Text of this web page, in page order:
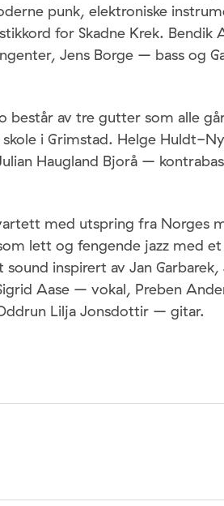
punk, elektroniske
for Skadne Krek.
Jens Borge – bass og
består av tre gutter som alle
i Grimstad. Helge Huldt-
Haugland Bjorå –
med utspring fra Norges
lett og fengende jazz med
inspirert av Jan
Aase – vokal, Preben
Lilja Jonsdottir – gitar.